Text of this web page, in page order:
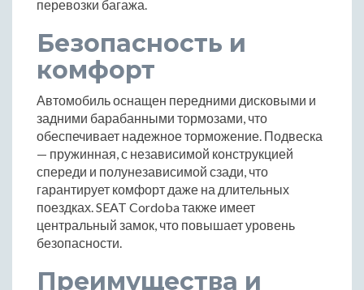
перевозки багажа.
Безопасность и
комфорт
Автомобиль оснащен передними дисковыми и
задними барабанными тормозами, что
обеспечивает надежное торможение. Подвеска
— пружинная, с независимой конструкцией
спереди и полунезависимой сзади, что
гарантирует комфорт даже на длительных
поездках. SEAT Cordoba также имеет
центральный замок, что повышает уровень
безопасности.
Преимущества и